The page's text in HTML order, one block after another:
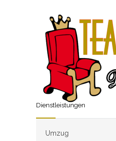
Dienstleistungen
Umzug